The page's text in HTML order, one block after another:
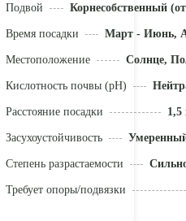
Подвой Корнесобственный
Время посадки Март - Июнь,
Местоположение Солнце,
Кислотность почвы (pH)
Расстояние посадки 1,5
Засухоустойчивость
Степень разрастаемости Сильно
Требует опоры/подвязки